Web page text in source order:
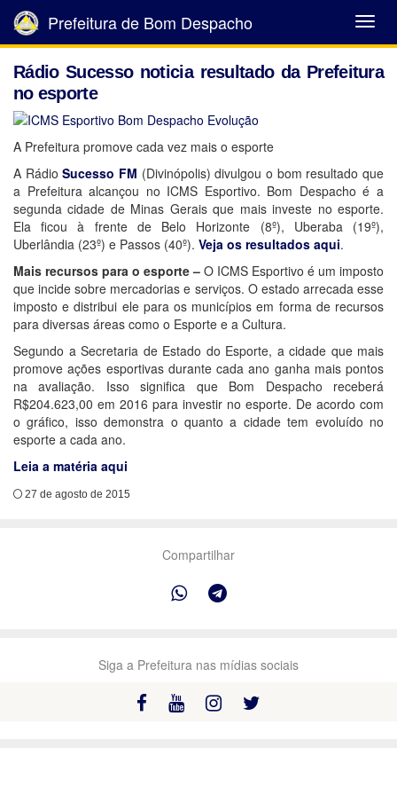
Abrir
Menu
Prefeitura de Bom Despacho
Rádio Sucesso noticia resultado da Prefeitura
no esporte
A Prefeitura promove cada vez mais o esporte
A RádioSucesso FM (Divinópolis) divulgou o bom resultado que
a Prefeitura alcançou no ICMS Esportivo. Bom Despacho é a
segunda cidade de Minas Gerais que mais investe no esporte.
Ela ficou à frente de Belo Horizonte (8º), Uberaba (19º),
Uberlândia (23º) e Passos (40º). Veja os resultados aqui.
Mais recursos para o esporte – O ICMS Esportivo é um imposto
que incide sobre mercadorias e serviços. O estado arrecada esse
imposto e distribui ele para os municípios em forma de recursos
para diversas áreas como o Esporte e a Cultura.
Segundo a Secretaria de Estado do Esporte, a cidade que mais
promove ações esportivas durante cada ano ganha mais pontos
na avaliação. Isso significa que Bom Despacho receberá
R$204.623,00 em 2016 para investir no esporte. De acordo com
o gráfico, isso demonstra o quanto a cidade tem evoluído no
esporte a cada ano.
Leia a matéria aqui
27 de agosto de 2015
Compartilhar
Siga a Prefeitura nas mídias sociais